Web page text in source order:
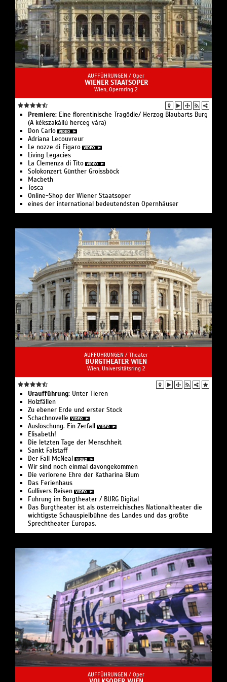
AUFFÜHRUNGEN / Oper
WIENER STAATSOPER
Wien, Opernring 2
Premiere: Eine floren­tinische Tragödie/ Herzog Blaubarts Burg
(A kékszakállú herceg vára)
Don Carlo
Adriana Lecouvreur
Le nozze di Figaro
Living Legacies
La Clemenza di Tito
Solo­konzert Günther Groissböck
Macbeth
Tosca
Online-Shop der Wiener Staatsoper
eines der international bedeutendsten Opernhäuser
AUFFÜHRUNGEN / Theater
BURGTHEATER WIEN
Wien, Universitätsring 2
Uraufführung: Unter Tieren
Holzfällen
Zu ebener Erde und erster Stock
Schachnovelle
Auslöschung. Ein Zerfall
Elisabeth!
Die letzten Tage der Menschheit
Sankt Falstaff
Der Fall McNeal
Wir sind noch einmal davongekommen
Die verlorene Ehre der Katharina Blum
Das Ferienhaus
Gullivers Reisen
Führung im Burgtheater / BURG Digital
Das Burgtheater ist als österreichisches Nationaltheater die
wichtigste Schauspielbühne des Landes und das größte
Sprechtheater Europas.
AUFFÜHRUNGEN / Oper